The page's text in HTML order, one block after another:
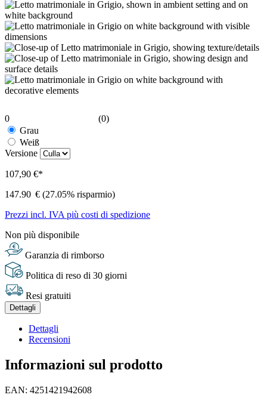
0
(0)
Grau
Weiß
Versione
107,90 €*
147.90 € (27.05% risparmio)
Prezzi incl. IVA più costi di spedizione
Non più disponibile
Garanzia di rimborso
Politica di reso di 30 giorni
Resi gratuiti
Dettagli
Dettagli
Recensioni
Informazioni sul prodotto
EAN: 4251421942608